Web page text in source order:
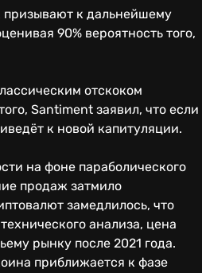
призывают к дальнейшему
90% вероятность того,
отскоком
Santiment заявил, что если
к новой капитуляции.
на фоне параболического
продаж затмило
замедлилось, что
анализа, цена
рынку после 2021 года.
приближается к фазе